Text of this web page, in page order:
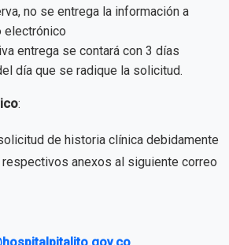
no se entrega la información a
electrónico
entrega se contará con 3 días
día que se radique la solicitud.
:
de historia clínica debidamente
anexos al siguiente correo